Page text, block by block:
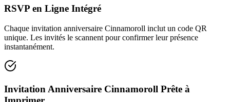
RSVP en Ligne Intégré
Chaque invitation anniversaire Cinnamoroll inclut un code QR
unique. Les invités le scannent pour confirmer leur présence
instantanément.
Invitation Anniversaire Cinnamoroll Prête à